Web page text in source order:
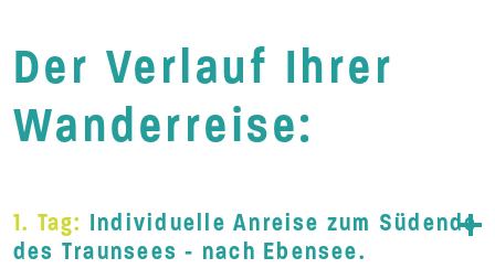
Der Verlauf Ihrer
Wanderreise:
1. Tag: Individuelle Anreise zum Südende
des Traunsees - nach Ebensee.